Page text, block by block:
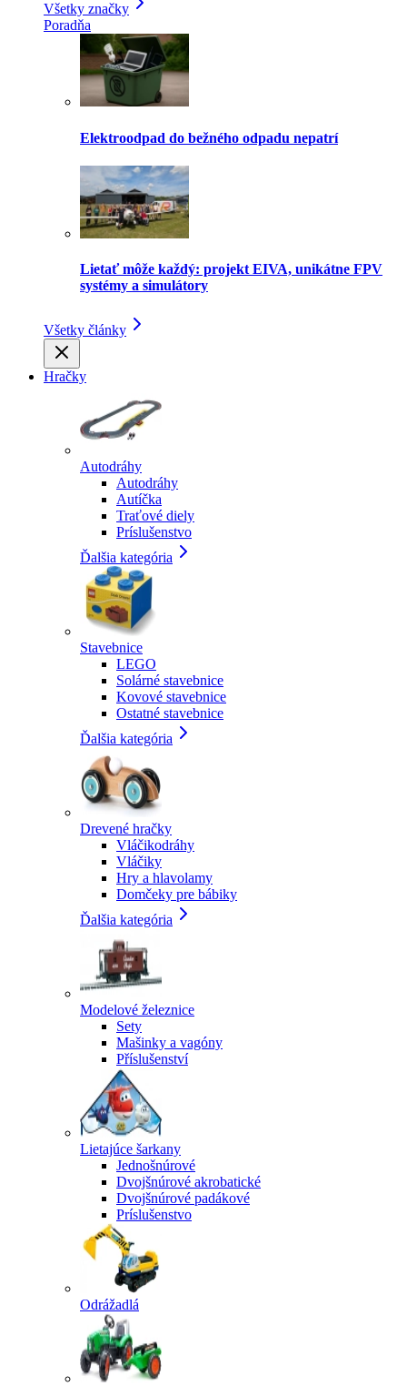
Všetky značky
Poradňa
Elektroodpad do bežného odpadu nepatrí
Lietať môže každý: projekt EIVA, unikátne FPV
systémy a simulátory
Všetky články
Hračky
Autodráhy
Autodráhy
Autíčka
Traťové diely
Príslušenstvo
Ďalšia kategória
Stavebnice
LEGO
Solárné stavebnice
Kovové stavebnice
Ostatné stavebnice
Ďalšia kategória
Drevené hračky
Vláčikodráhy
Vláčiky
Hry a hlavolamy
Domčeky pre bábiky
Ďalšia kategória
Modelové železnice
Sety
Mašinky a vagóny
Příslušenství
Lietajúce šarkany
Jednošnúrové
Dvojšnúrové akrobatické
Dvojšnúrové padákové
Príslušenstvo
Odrážadlá